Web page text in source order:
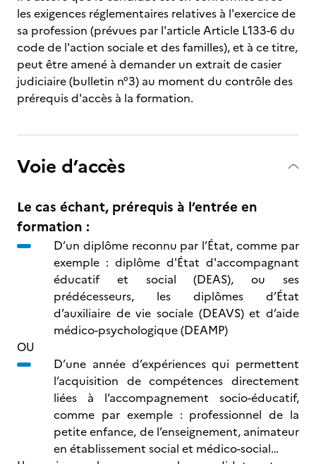
les exigences réglementaires relatives à l'exercice de
sa profession (prévues par l'article Article L133-6 du
code de l'action sociale et des familles), et à ce titre,
peut être amené à demander un extrait de casier
judiciaire (bulletin n°3) au moment du contrôle des
prérequis d'accès à la formation.
Voie d’accès
Le cas échant, prérequis à l’entrée en
formation :
D’un diplôme reconnu par l’État, comme par
exemple : diplôme d'État d'accompagnant
éducatif et social (DEAS), ou ses
prédécesseurs, les diplômes d’État
d’auxiliaire de vie sociale (DEAVS) et d’aide
médico-psychologique (DEAMP)
OU
D’une année d’expériences qui permettent
l’acquisition de compétences directement
liées à l’accompagnement socio-éducatif,
comme par exemple : professionnel de la
petite enfance, de l’enseignement, animateur
en établissement social et médico-social…